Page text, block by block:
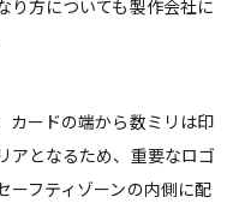
り方についても製作会社に
カードの端から数ミリは印
アとなるため、重要なロゴ
ーフティゾーンの内側に配